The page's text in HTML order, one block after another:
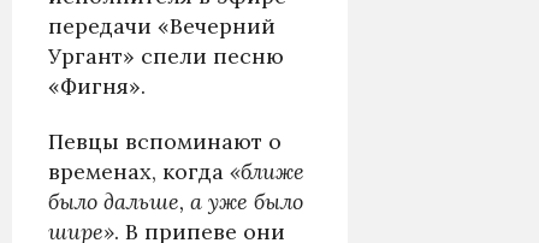
передачи «Вечерний
Ургант» спели песню
«Фигня».
Певцы вспоминают о
временах, когда «ближе
было дальше, а уже было
шире». В припеве они